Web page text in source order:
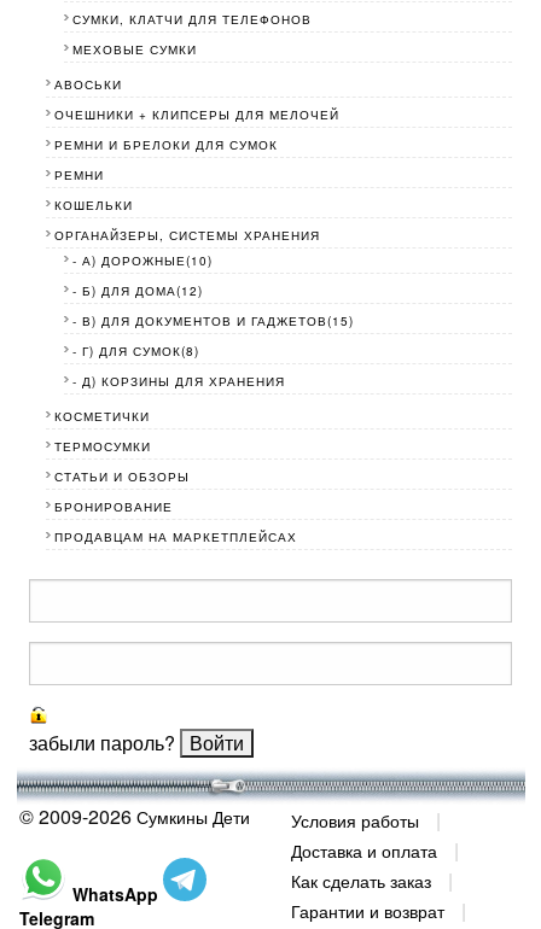
СУМКИ, КЛАТЧИ ДЛЯ ТЕЛЕФОНОВ
МЕХОВЫЕ СУМКИ
АВОСЬКИ
ОЧЕШНИКИ + КЛИПСЕРЫ ДЛЯ МЕЛОЧЕЙ
РЕМНИ И БРЕЛОКИ ДЛЯ СУМОК
РЕМНИ
КОШЕЛЬКИ
ОРГАНАЙЗЕРЫ, СИСТЕМЫ ХРАНЕНИЯ
- А) ДОРОЖНЫЕ(10)
- Б) ДЛЯ ДОМА(12)
- В) ДЛЯ ДОКУМЕНТОВ И ГАДЖЕТОВ(15)
- Г) ДЛЯ СУМОК(8)
- Д) КОРЗИНЫ ДЛЯ ХРАНЕНИЯ
КОСМЕТИЧКИ
ТЕРМОСУМКИ
СТАТЬИ И ОБЗОРЫ
БРОНИРОВАНИЕ
ПРОДАВЦАМ НА МАРКЕТПЛЕЙСАХ
забыли пароль?
© 2009-2026 Сумкины Дети
WhatsApp
Telegram
Условия работы
Доставка и оплата
Как сделать заказ
Гарантии и возврат